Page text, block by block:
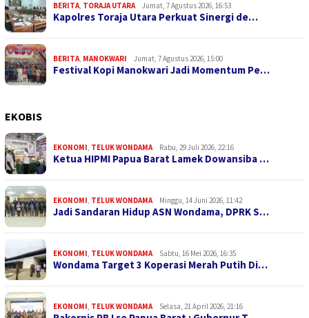
BERITA, TORAJA UTARA Jumat, 7 Agustus 2026, 16:53
Kapolres Toraja Utara Perkuat Sinergi de…
BERITA, MANOKWARI Jumat, 7 Agustus 2026, 15:00
Festival Kopi Manokwari Jadi Momentum Pe…
EKOBIS
EKONOMI, TELUK WONDAMA Rabu, 29 Juli 2026, 22:16
Ketua HIPMI Papua Barat Lamek Dowansiba …
EKONOMI, TELUK WONDAMA Minggu, 14 Juni 2026, 11:42
Jadi Sandaran Hidup ASN Wondama, DPRK S…
EKONOMI, TELUK WONDAMA Sabtu, 16 Mei 2026, 16:35
Wondama Target 3 Koperasi Merah Putih Di…
EKONOMI, TELUK WONDAMA Selasa, 21 April 2026, 21:16